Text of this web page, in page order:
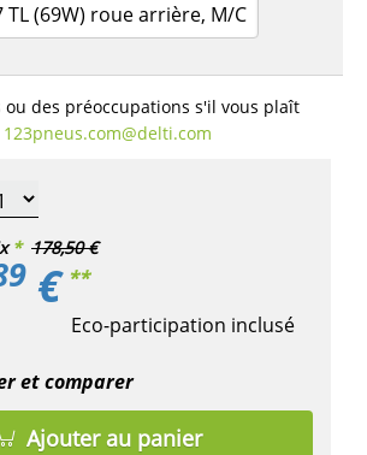
TL (69W) roue arrière, M/C
ou des préoccupations s'il vous plaît
123pneus.com​@delti.com
* 178,50 €
€ **
Eco-participation inclusé
et comparer
Ajouter au panier